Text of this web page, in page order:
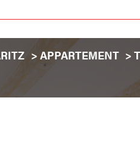
APPARTEMENT